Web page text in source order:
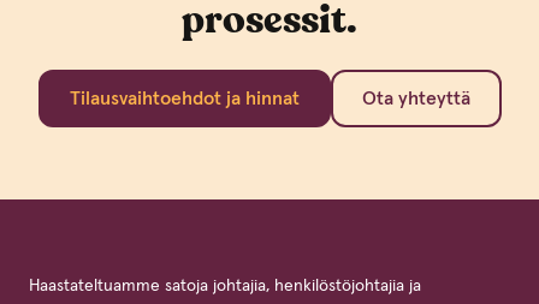
prosessit.
Tilausvaihtoehdot ja hinnat Ota yhteyttä
Haastateltuamme satoja johtajia, henkilöstöjohtajia ja